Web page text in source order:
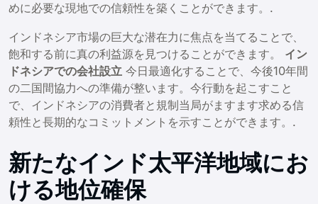
めに必要な現地での信頼性を築くことができます。 .
インドネシア市場の巨大な潜在力に焦点を当てることで、
飽和する前に真の利益源を見つけることができます。 イン
ドネシアでの会社設立 今日最適化することで、今後10年間
の二国間協力への準備が整います。今行動を起こすこと
で、インドネシアの消費者と規制当局がますます求める信
頼性と長期的なコミットメントを示すことができます。.
新たなインド太平洋地域にお
ける地位確保